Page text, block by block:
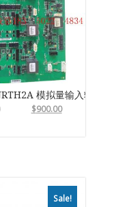
模拟量输入输出模
$900.00
Sale!